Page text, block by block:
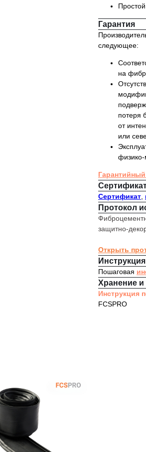
Гарантия
следующее:
на
потеря
от
или
физико-
Сертификат
Протокол
защитно-
Открыть
Пошаговая
Хранение и
Инструкция
FCSPRO